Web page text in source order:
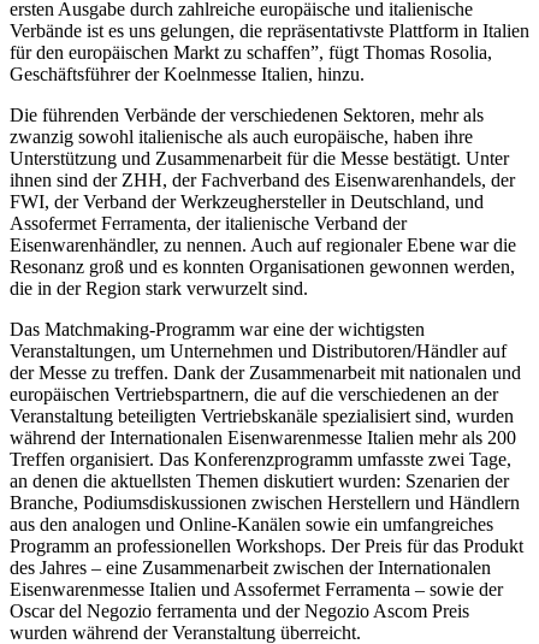
ersten Ausgabe durch zahlreiche europäische und italienische
Verbände ist es uns gelungen, die repräsentativste Plattform in Italien
für den europäischen Markt zu schaffen”, fügt Thomas Rosolia,
Geschäftsführer der Koelnmesse Italien, hinzu.
Die führenden Verbände der verschiedenen Sektoren, mehr als
zwanzig sowohl italienische als auch europäische, haben ihre
Unterstützung und Zusammenarbeit für die Messe bestätigt. Unter
ihnen sind der ZHH, der Fachverband des Eisenwarenhandels, der
FWI, der Verband der Werkzeughersteller in Deutschland, und
Assofermet Ferramenta, der italienische Verband der
Eisenwarenhändler, zu nennen. Auch auf regionaler Ebene war die
Resonanz groß und es konnten Organisationen gewonnen werden,
die in der Region stark verwurzelt sind.
Das Matchmaking-Programm war eine der wichtigsten
Veranstaltungen, um Unternehmen und Distributoren/Händler auf
der Messe zu treffen. Dank der Zusammenarbeit mit nationalen und
europäischen Vertriebspartnern, die auf die verschiedenen an der
Veranstaltung beteiligten Vertriebskanäle spezialisiert sind, wurden
während der Internationalen Eisenwarenmesse Italien mehr als 200
Treffen organisiert. Das Konferenzprogramm umfasste zwei Tage,
an denen die aktuellsten Themen diskutiert wurden: Szenarien der
Branche, Podiumsdiskussionen zwischen Herstellern und Händlern
aus den analogen und Online-Kanälen sowie ein umfangreiches
Programm an professionellen Workshops. Der Preis für das Produkt
des Jahres – eine Zusammenarbeit zwischen der Internationalen
Eisenwarenmesse Italien und Assofermet Ferramenta – sowie der
Oscar del Negozio ferramenta und der Negozio Ascom Preis
wurden während der Veranstaltung überreicht.